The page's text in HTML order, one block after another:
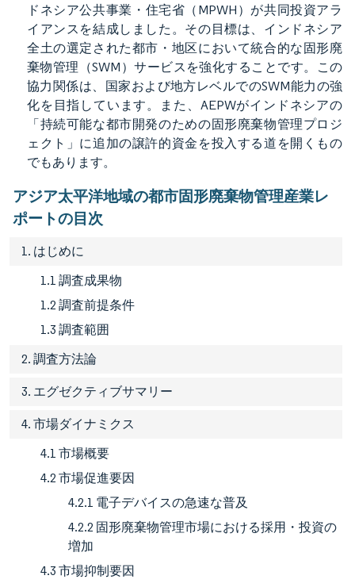
ドネシア公共事業・住宅省（MPWH）が共同投資アラ
イアンスを結成しました。その目標は、インドネシア
全土の選定された都市・地区において統合的な固形廃
棄物管理（SWM）サービスを強化することです。この
協力関係は、国家および地方レベルでのSWM能力の強
化を目指しています。また、AEPWがインドネシアの
「持続可能な都市開発のための固形廃棄物管理プロジ
ェクト」に追加の譲許的資金を投入する道を開くもの
でもあります。
アジア太平洋地域の都市固形廃棄物管理産業レ
ポートの目次
1. はじめに
1.1 調査成果物
1.2 調査前提条件
1.3 調査範囲
2. 調査方法論
3. エグゼクティブサマリー
4. 市場ダイナミクス
4.1 市場概要
4.2 市場促進要因
4.2.1 電子デバイスの急速な普及
4.2.2 固形廃棄物管理市場における採用・投資の
増加
4.3 市場抑制要因